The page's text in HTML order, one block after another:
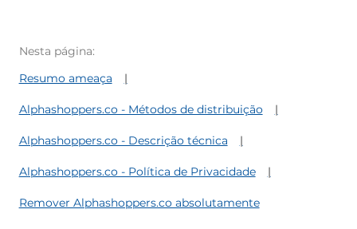
Nesta página:
Resumo ameaça
Alphashoppers.co - Métodos de distribuição
Alphashoppers.co - Descrição técnica
Alphashoppers.co - Política de Privacidade
Remover Alphashoppers.co absolutamente